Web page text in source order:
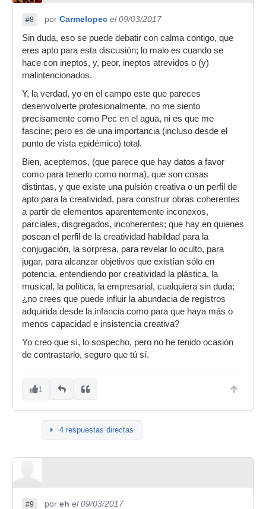
#8 por Carmelopec el 09/03/2017
Sin duda, eso se puede debatir con calma contigo, que
eres apto para esta discusión; lo malo es cuando se
hace con ineptos, y, peor, ineptos atrevidos o (y)
malintencionados.
Y, la verdad, yo en el campo este que pareces
desenvolverte profesionalmente, no me siento
precisamente como Pec en el agua, ni es que me
fascine; pero es de una importancia (incluso desde el
punto de vista epidémico) total.
Bien, aceptemos, (que parece que hay datos a favor
como para tenerlo como norma), que son cosas
distintas, y que existe una pulsión creativa o un perfil de
apto para la creatividad, para construir obras coherentes
a partir de elementos aparentemente inconexos,
parciales, disgregados, incoherentes; que hay en quienes
posean el perfil de la creatividad habildad para la
conjugación, la sorpresa, para revelar lo oculto, para
jugar, para alcanzar objetivos que existían sólo en
potencia, entendiendo por creatividad la plástica, la
musical, la política, la empresarial, cualquiera sin duda;
¿no crees que puede influir la abundacia de registros
adquirida desde la infancia como para que haya más o
menos capacidad e insistencia creativa?
Yo creo que sí, lo sospecho, pero no he tenido ocasión
de contrastarlo, seguro que tú sí.
1
4 respuestas directas
#9 por eh el 09/03/2017